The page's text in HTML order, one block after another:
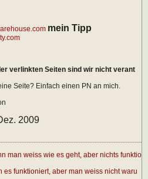
mein Tipp
verlinkten Seiten sind wir nicht verant
Seite? Einfach einen PN an mich.
2009
man weiss wie es geht, aber nichts funktio
es funktioniert, aber man weiss nicht waru